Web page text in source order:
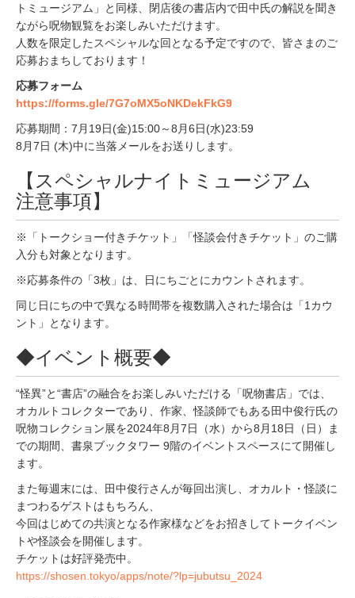
トミュージアム」と同様、閉店後の書店内で田中氏の解説を聞き
ながら呪物観覧をお楽しみいただけます。
人数を限定したスペシャルな回となる予定ですので、皆さまのご
応募おまちしております！
応募フォーム
https://forms.gle/7G7oMX5oNKDekFkG9
応募期間：7月19日(金)15:00～8月6日(水)23:59
8月7日 (木)中に当落メールをお送りします。
【スペシャルナイトミュージアム
注意事項】
※「トークショー付きチケット」「怪談会付きチケット」のご購
入分も対象となります。
※応募条件の「3枚」は、日にちごとにカウントされます。
同じ日にちの中で異なる時間帯を複数購入された場合は「1カウ
ント」となります。
◆イベント概要◆
“怪異”と“書店”の融合をお楽しみいただける「呪物書店」では、
オカルトコレクターであり、作家、怪談師でもある田中俊行氏の
呪物コレクション展を2024年8月7日（水）から8月18日（日）ま
での期間、書泉ブックタワー 9階のイベントスペースにて開催し
ます。
また毎週末には、田中俊行さんが毎回出演し、オカルト・怪談に
まつわるゲストはもちろん、
今回はじめての共演となる作家様などをお招きしてトークイベン
トや怪談会を開催します。
チケットは好評発売中。
https://shosen.tokyo/apps/note/?lp=jubutsu_2024